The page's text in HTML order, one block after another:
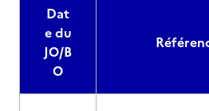
Dat
e du
JO/B
O